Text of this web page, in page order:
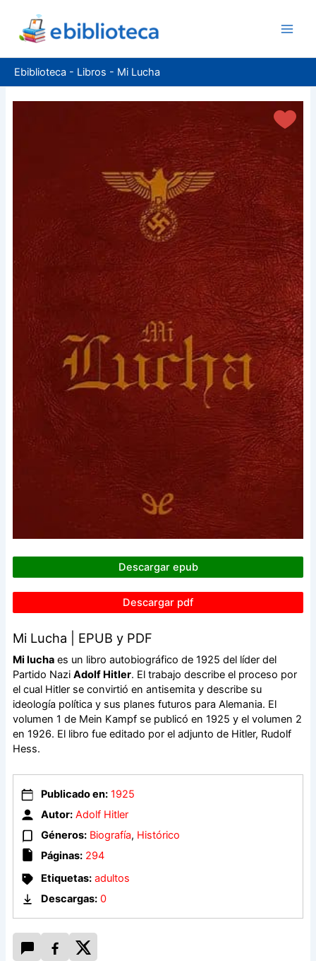
contenido
Ebiblioteca - Libros - Mi Lucha
Descargar epub
Descargar pdf
Mi Lucha | EPUB y PDF
Mi luchaes un libro autobiográfico de 1925 del líder del
Partido Nazi Adolf Hitler. El trabajo describe el proceso por
el cual Hitler se convirtió en antisemita y describe su
ideología política y sus planes futuros para Alemania. El
volumen 1 de Mein Kampf se publicó en 1925 y el volumen 2
en 1926. El libro fue editado por el adjunto de Hitler, Rudolf
Hess.
Publicado en: 1925
Autor: Adolf Hitler
Géneros: Biografía, Histórico
Páginas: 294
Etiquetas: adultos
Descargas: 0